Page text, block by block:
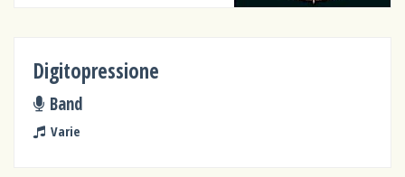
Digitopressione
Band
Varie